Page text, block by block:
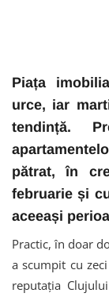
Piața
urce, iar
tendință.
pătrat, în
februarie și
aceeași
Practic, în doar
a scumpit cu
reputația